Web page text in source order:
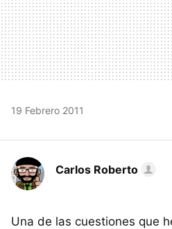
19 Febrero 2011
Carlos Roberto
Una de las cuestiones que